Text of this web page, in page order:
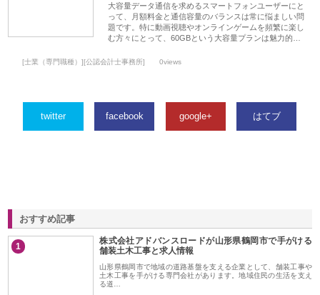
大容量データ通信を求めるスマートフォンユーザーにと
って、月額料金と通信容量のバランスは常に悩ましい問
題です。特に動画視聴やオンラインゲームを頻繁に楽し
む方々にとって、60GBという大容量プランは魅力的…
[士業（専門職種）][公認会計士事務所] 0views
twitter facebook google+ はてブ
おすすめ記事
1
株式会社アドバンスロードが山形県鶴岡市で手がける
舗装土木工事と求人情報
山形県鶴岡市で地域の道路基盤を支える企業として、舗装工事や
土木工事を手がける専門会社があります。地域住民の生活を支え
る道…